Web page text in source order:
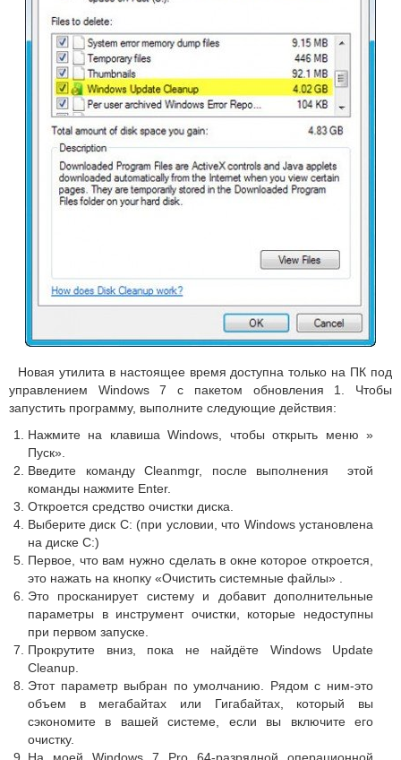
Новая утилита в настоящее время доступна только на ПК под
управлением Windows 7 с пакетом обновления 1. Чтобы
запустить программу, выполните следующие действия:
Нажмите на клавиша Windows, чтобы открыть меню »
Пуск».
Введите команду Cleanmgr, после выполнения этой
команды нажмите Enter.
Откроется средство очистки диска.
Выберите диск C: (при условии, что Windows установлена
на диске С:)
Первое, что вам нужно сделать в окне которое откроется,
это нажать на кнопку «Очистить системные файлы» .
Это просканирует систему и добавит дополнительные
параметры в инструмент очистки, которые недоступны
при первом запуске.
Прокрутите вниз, пока не найдёте Windows Update
Cleanup.
Этот параметр выбран по умолчанию. Рядом с ним-это
объем в мегабайтах или Гигабайтах, который вы
сэкономите в вашей системе, если вы включите его
очистку.